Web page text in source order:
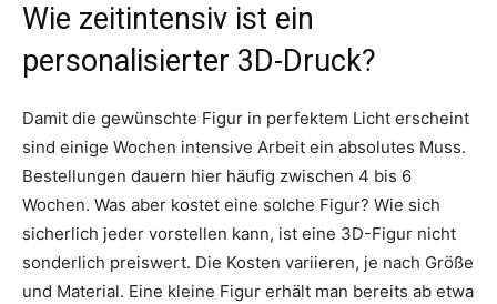
Wie zeitintensiv ist ein
personalisierter 3D-Druck?
Damit die gewünschte Figur in perfektem Licht erscheint
sind einige Wochen intensive Arbeit ein absolutes Muss.
Bestellungen dauern hier häufig zwischen 4 bis 6
Wochen. Was aber kostet eine solche Figur? Wie sich
sicherlich jeder vorstellen kann, ist eine 3D-Figur nicht
sonderlich preiswert. Die Kosten variieren, je nach Größe
und Material. Eine kleine Figur erhält man bereits ab etwa